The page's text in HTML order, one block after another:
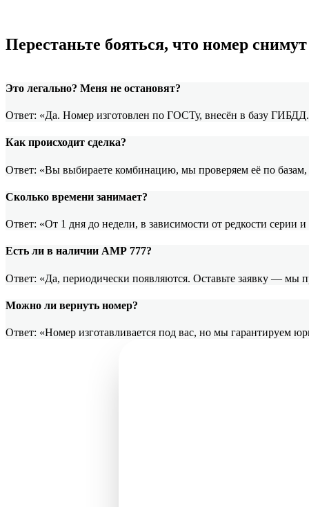
Перестаньте бояться, что номер
Это легально? Меня не остановят?
Ответ: «Да. Номер изготовлен по ГОСТу, внесён в базу
Как происходит сделка?
Ответ: «Вы выбираете комбинацию, мы проверяем её по
Сколько времени занимает?
Ответ: «От 1 дня до недели, в зависимости от редкости
Есть ли в наличии АМР 777?
Ответ: «Да, периодически появляются. Оставьте заявку — мы
Можно ли вернуть номер?
Ответ: «Номер изготавливается под вас, но мы гарантируем